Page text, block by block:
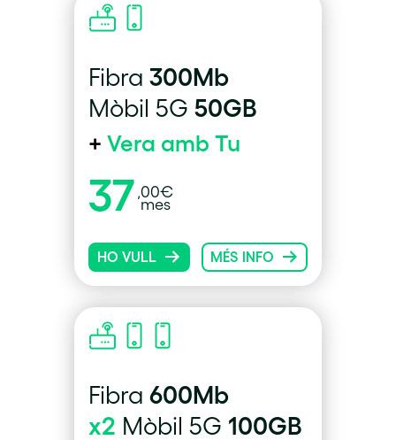
Fibra 300Mb
Mòbil 5G 50GB
+ Vera amb Tu
37,00€
mes
HO VULL MÉS INFO
Fibra 600Mb
x2 Mòbil 5G 100GB